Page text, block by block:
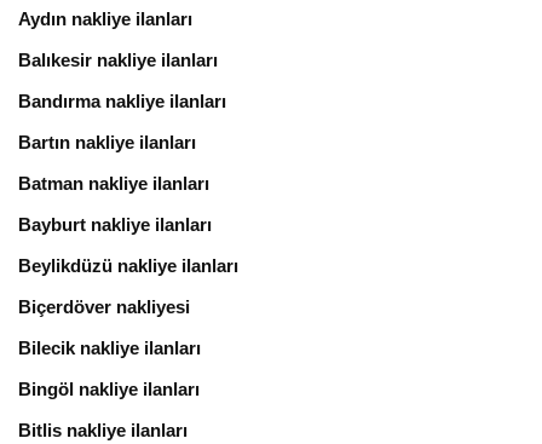
Aydın nakliye ilanları
Balıkesir nakliye ilanları
Bandırma nakliye ilanları
Bartın nakliye ilanları
Batman nakliye ilanları
Bayburt nakliye ilanları
Beylikdüzü nakliye ilanları
Biçerdöver nakliyesi
Bilecik nakliye ilanları
Bingöl nakliye ilanları
Bitlis nakliye ilanları